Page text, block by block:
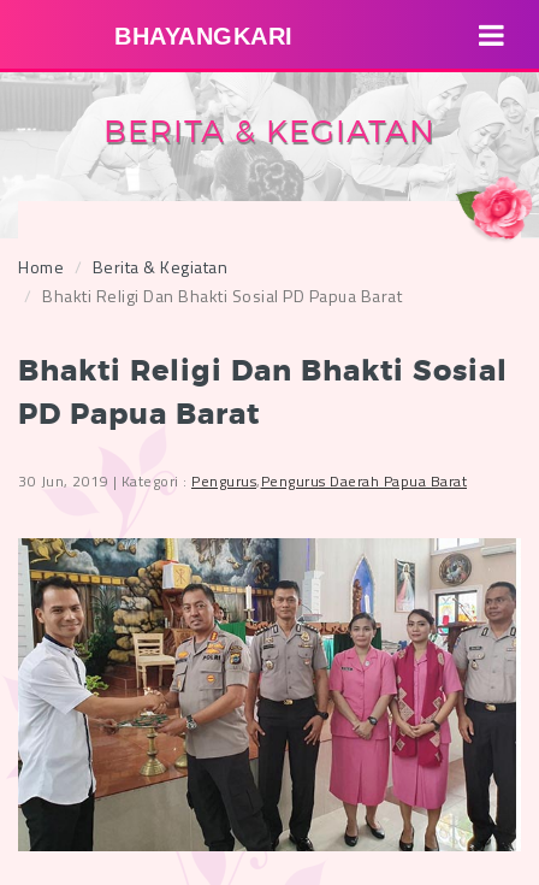
BHAYANGKARI
BERITA & KEGIATAN
Home
Berita & Kegiatan
Bhakti Religi Dan Bhakti Sosial PD Papua Barat
Bhakti Religi Dan Bhakti Sosial
PD Papua Barat
30 Jun, 2019 | Kategori : Pengurus,Pengurus Daerah Papua Barat